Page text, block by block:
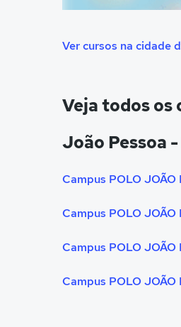
Ver cursos na cidade
Veja todos os
João Pessoa
Campus POLO JOÃO